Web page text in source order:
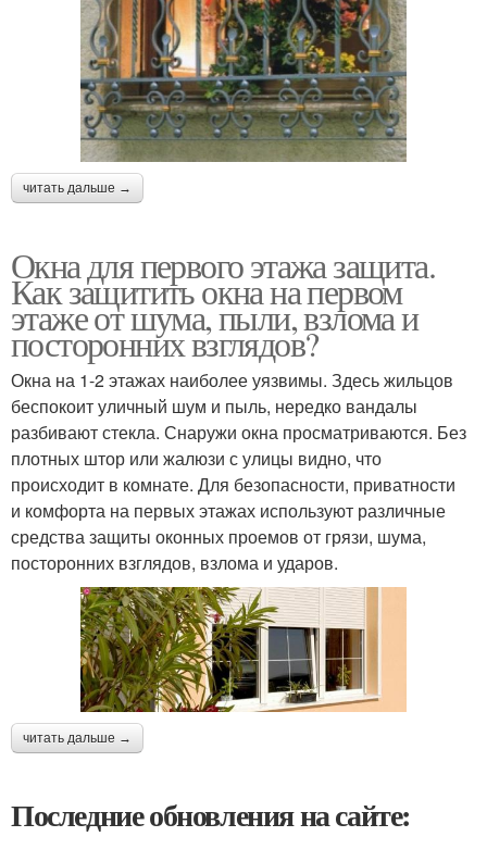
читать дальше →
Окна для первого этажа защита.
Как защитить окна на первом
этаже от шума, пыли, взлома и
посторонних взглядов?
Окна на 1-2 этажах наиболее уязвимы. Здесь жильцов
беспокоит уличный шум и пыль, нередко вандалы
разбивают стекла. Снаружи окна просматриваются. Без
плотных штор или жалюзи с улицы видно, что
происходит в комнате. Для безопасности, приватности
и комфорта на первых этажах используют различные
средства защиты оконных проемов от грязи, шума,
посторонних взглядов, взлома и ударов.
читать дальше →
Последние обновления на сайте: